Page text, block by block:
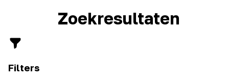
Zoekresultaten
Filters